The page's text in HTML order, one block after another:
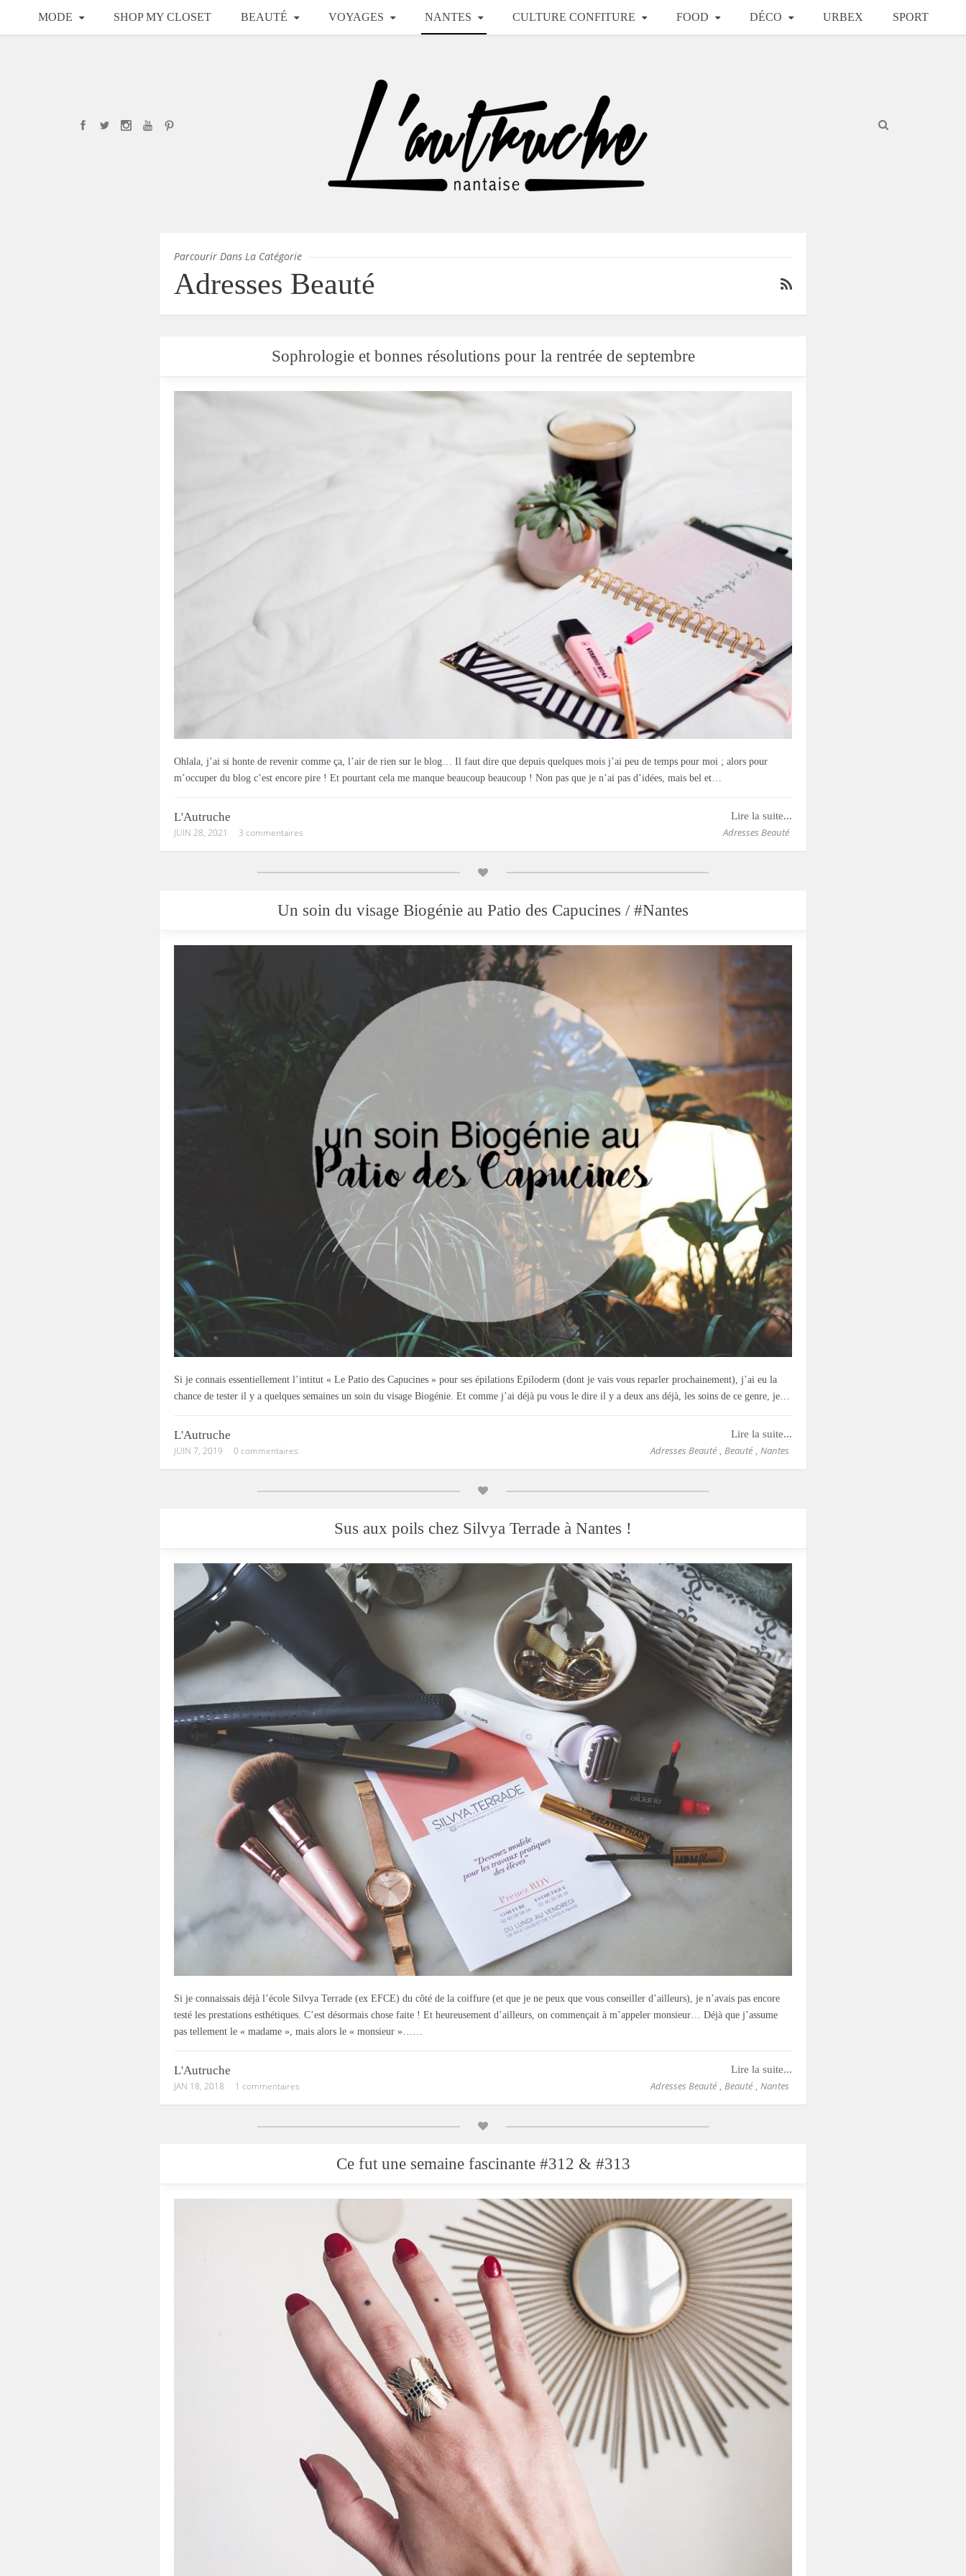
MODE SHOP MY CLOSET BEAUTÉ VOYAGES NANTES CULTURE CONFITURE FOOD DÉCO URBEX SPORT
Parcourir Dans La Catégorie
Adresses Beauté
Sophrologie et bonnes résolutions pour la rentrée de septembre
Ohlala, j’ai si honte de revenir comme ça, l’air de rien sur le blog… Il faut dire que depuis quelques mois j’ai peu de temps pour moi ; alors pour
m’occuper du blog c’est encore pire ! Et pourtant cela me manque beaucoup beaucoup ! Non pas que je n’ai pas d’idées, mais bel et…
Lire la suite...
Adresses Beauté
L'Autruche
JUIN 28, 2021 3 commentaires
Un soin du visage Biogénie au Patio des Capucines / #Nantes
Si je connais essentiellement l’intitut « Le Patio des Capucines » pour ses épilations Epiloderm (dont je vais vous reparler prochainement), j’ai eu la
chance de tester il y a quelques semaines un soin du visage Biogénie. Et comme j’ai déjà pu vous le dire il y a deux ans déjà, les soins de ce genre, je…
Lire la suite...
Adresses Beauté , Beauté , Nantes
L'Autruche
JUIN 7, 2019 0 commentaires
Sus aux poils chez Silvya Terrade à Nantes !
Si je connaissais déjà l’école Silvya Terrade (ex EFCE) du côté de la coiffure (et que je ne peux que vous conseiller d’ailleurs), je n’avais pas encore
testé les prestations esthétiques. C’est désormais chose faite ! Et heureusement d’ailleurs, on commençait à m’appeler monsieur… Déjà que j’assume
pas tellement le « madame », mais alors le « monsieur »……
Lire la suite...
Adresses Beauté Beauté Nantes
L'Autruche
JAN 18, 2018 1 commentaires
Ce fut une semaine fascinante #312 & #313